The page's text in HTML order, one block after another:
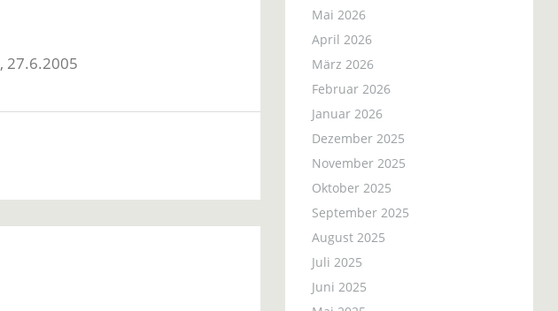
, 27.6.2005
Mai 2026
April 2026
März 2026
Februar 2026
Januar 2026
Dezember 2025
November 2025
Oktober 2025
September 2025
August 2025
Juli 2025
Juni 2025